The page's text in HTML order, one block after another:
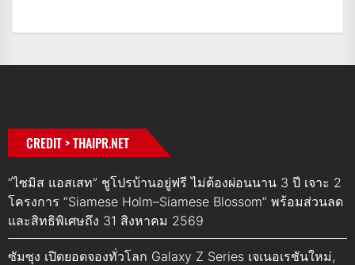
CREDIT > THAIPR.NET
“ไซมิส แอสเสท” ชูโปรบ้านอยู่ฟรี ไม่ต้องผ่อนนาน 3 ปี เจาะ 2
โครงการ “Siamese Holm–Siamese Blossom” พร้อมส่วนลด
และสิทธิพิเศษถึง 31 สิงหาคม 2569
ซัมซุง เปิดยอดจองทั่วโลก Galaxy Z Series เจเนอเรชันใหม่,